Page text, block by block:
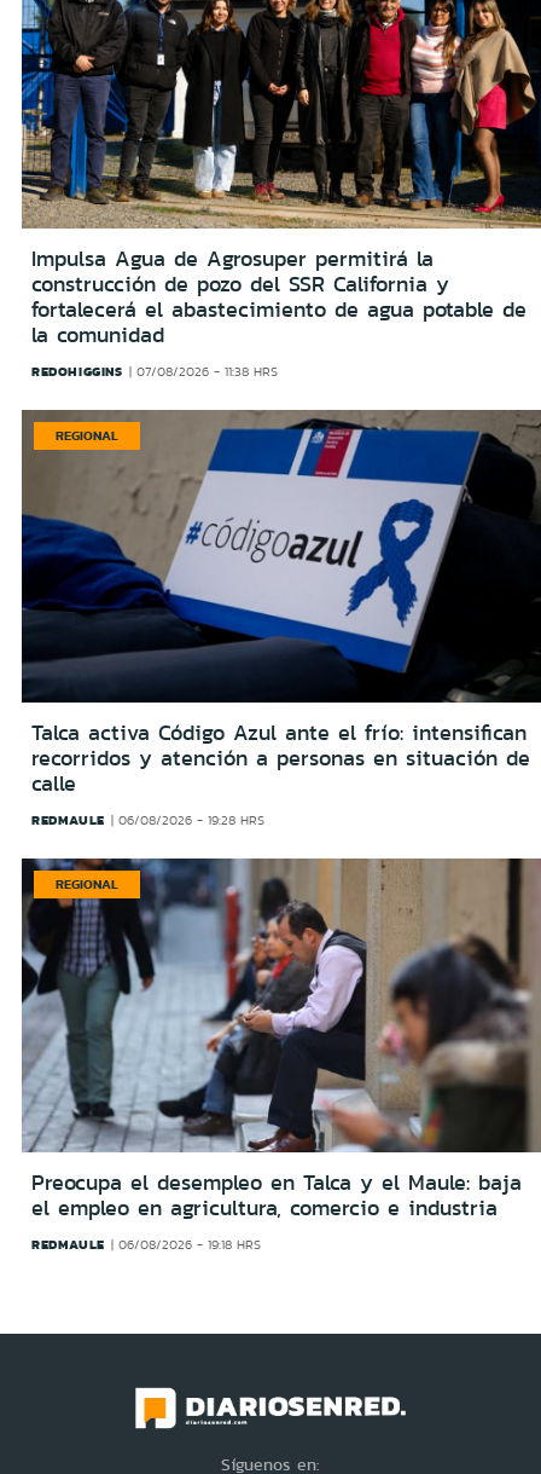
Impulsa Agua de Agrosuper permitirá la
construcción de pozo del SSR California y
fortalecerá el abastecimiento de agua potable de
la comunidad
REDOHIGGINS 07/08/2026 - 11:38 HRS
REGIONAL
Talca activa Código Azul ante el frío: intensifican
recorridos y atención a personas en situación de
calle
REDMAULE 06/08/2026 - 19:28 HRS
REGIONAL
Preocupa el desempleo en Talca y el Maule: baja
el empleo en agricultura, comercio e industria
REDMAULE 06/08/2026 - 19:18 HRS
Síguenos en: